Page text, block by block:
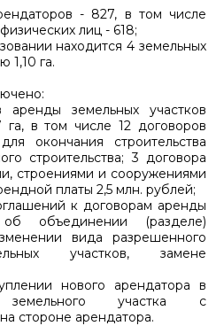
- 827, в том числе
лиц - 618;
находится 4 земельных
1,10 га.
земельных участков
в том числе 12 договоров
окончания строительства
строительства; 3 договора
строениями и сооружениями
платы 2,5 млн. рублей;
к договорам аренды
об объединении (разделе)
вида разрешенного
участков, замене
нового арендатора в
участка с
стороне арендатора.